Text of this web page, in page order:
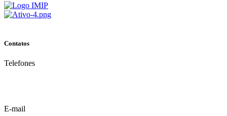
Contatos
Telefones
E-mail